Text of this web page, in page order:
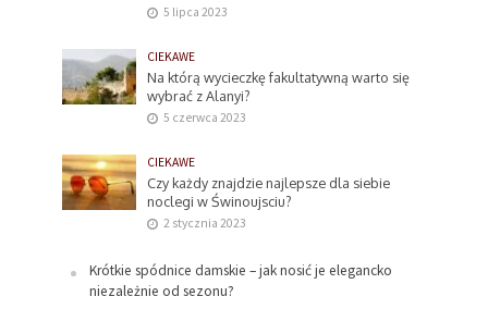
5 lipca 2023
CIEKAWE
Na którą wycieczkę fakultatywną warto się
wybrać z Alanyi?
5 czerwca 2023
CIEKAWE
Czy każdy znajdzie najlepsze dla siebie
noclegi w Świnoujsciu?
2 stycznia 2023
Krótkie spódnice damskie – jak nosić je elegancko
niezależnie od sezonu?